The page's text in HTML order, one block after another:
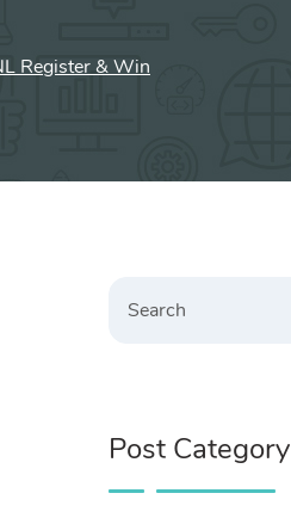
Register & Win
Post Category